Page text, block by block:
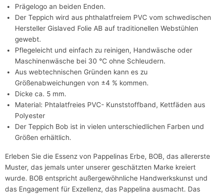
Prägelogo an beiden Enden.
Der Teppich wird aus phthalatfreiem PVC vom schwedischen
Hersteller Gislaved Folie AB auf traditionellen Webstühlen
gewebt.
Pflegeleicht und einfach zu reinigen, Handwäsche oder
Maschinenwäsche bei 30 °C ohne Schleudern.
Aus webtechnischen Gründen kann es zu
Größenabweichungen von ±4 % kommen.
Dicke ca. 5 mm.
Material: Phtalatfreies PVC- Kunststoffband, Kettfäden aus
Polyester
Der Teppich Bob ist in vielen unterschiedlichen Farben und
Größen erhältlich.
Erleben Sie die Essenz von Pappelinas Erbe, BOB, das allererste
Muster, das jemals unter unserer geschätzten Marke kreiert
wurde. BOB entspricht außergewöhnliche Handwerkskunst und
das Engagement für Exzellenz, das Pappelina ausmacht. Das